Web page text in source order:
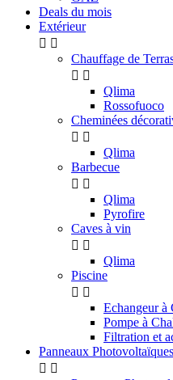
Deals du mois
Extérieur
 
Chauffage de
 
Qlima
Rossofuoco
Cheminées
 
Qlima
Barbecue
 
Qlima
Pyrofire
Caves à vin
 
Qlima
Piscine
 
Echangeur à
Pompe à
Filtration et
Panneaux
 